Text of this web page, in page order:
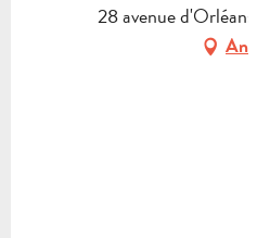
28 avenue